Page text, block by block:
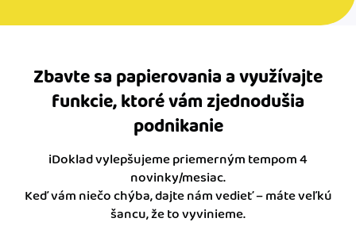
Zbavte sa papierovania a využívajte
funkcie, ktoré vám zjednodušia
podnikanie
iDoklad vylepšujeme priemerným tempom 4
novinky/mesiac.
Keď vám niečo chýba, dajte nám vedieť – máte veľkú
šancu, že to vyvinieme.